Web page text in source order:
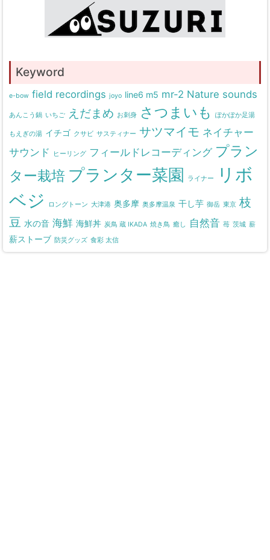
Keyword
e-bow field recordings joyo line6 m5 mr-2 Nature sounds
あんこう鍋 いちご えだまめ お刺身 さつまいも ぽかぽか足湯
もえぎの湯 イチゴ クサビ サスティナー サツマイモ ネイチャー
サウンド
ヒーリング フィールドレコーディング プラン
ター栽培 プランター菜園 ライナー
リボ
ベジ
ロングトーン 大津港 奥多摩 奥多摩温泉 干し芋 御岳 東京 枝
豆 水の音 海鮮 海鮮丼 炭鳥 蔵 IKADA 焼き鳥 癒し 自然音 苺 茨城 薪
薪ストーブ 防災グッズ 食彩 太信